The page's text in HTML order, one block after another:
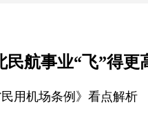
民航事业“飞”得更
用机场条例》看点解析